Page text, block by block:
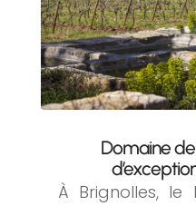
Domaine
À Brignolles,